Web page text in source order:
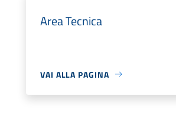
Area Tecnica
VAI ALLA PAGINA